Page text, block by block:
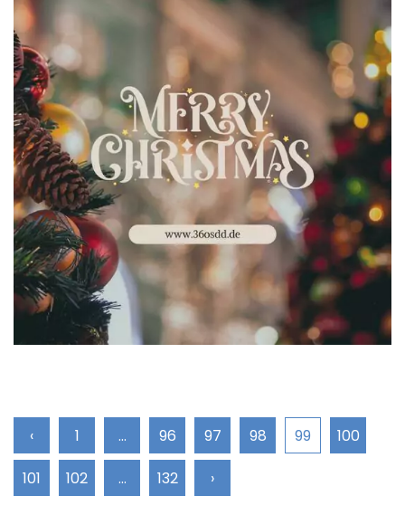
‹ 1 ... 96 97 98 99 100
101 102 ... 132 ›